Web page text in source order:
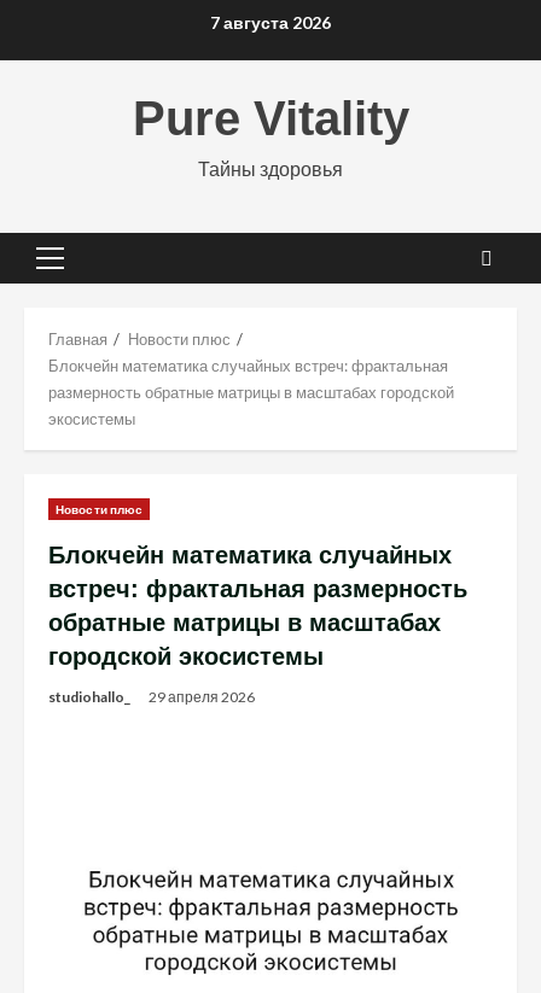
7 августа 2026
Pure Vitality
Тайны здоровья
Основное
Главная
Новости плюс
Блокчейн математика случайных встреч: фрактальная
размерность обратные матрицы в масштабах городской
экосистемы
Новости плюс
Блокчейн математика случайных
встреч: фрактальная размерность
обратные матрицы в масштабах
городской экосистемы
studiohallo_ 29 апреля 2026